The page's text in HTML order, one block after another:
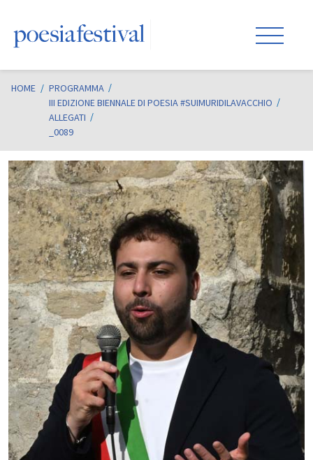
HOME / PROGRAMMA
III EDIZIONE BIENNALE DI POESIA #SUIMURIDILAVACCHIO
ALLEGATI
_0089